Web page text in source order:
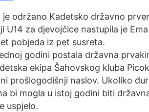
je održano Kadetsko državno
U14 za djevojčice nastupila je
pobjeda iz pet susreta.
godini postala državna
ekipa Šahovskog kluba
prošlogodišnji naslov. Ukoliko
bi mogla u istoj godini biti
uspjelo.